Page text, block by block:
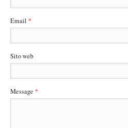
Email *
Sito web
Message *